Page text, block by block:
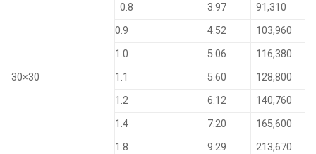
30×30
0.8 3.97
91,310
0.9
4.52
103,960
1.0
5.06
116,380
1.1
5.60
128,800
1.2
6.12
140,760
1.4
7.20
165,600
1.8
9.29 213,670